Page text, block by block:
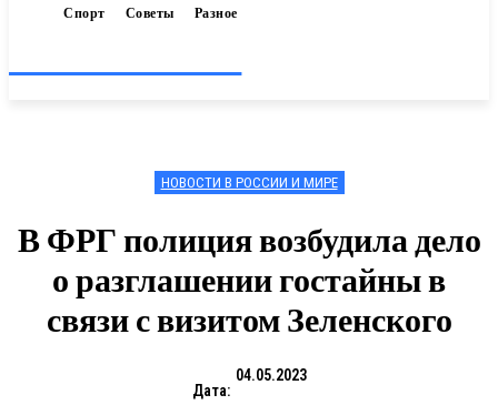
Спорт Советы Разное
НОВОСТИ В РОССИИ И МИРЕ
В ФРГ полиция возбудила дело
о разглашении гостайны в
связи с визитом Зеленского
Дата:
04.05.2023